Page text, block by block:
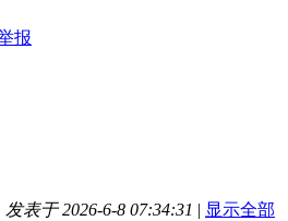
报
表于 2026-6-8 07:34:31 | 显示全部